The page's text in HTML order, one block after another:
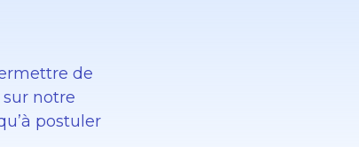
de
notre
postuler